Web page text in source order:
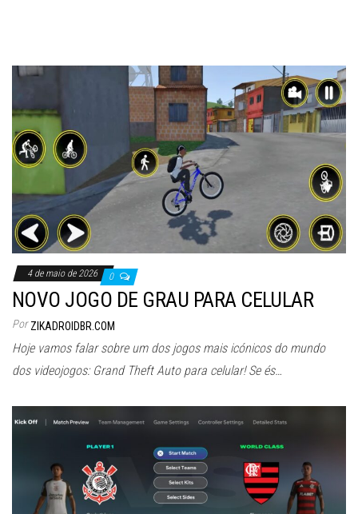
4 de maio de 2026 0
NOVO JOGO DE GRAU PARA CELULAR
Por ZIKADROIDBR.COM
Hoje vamos falar sobre um dos jogos mais icónicos do mundo
dos videojogos: Grand Theft Auto para celular! Se és…